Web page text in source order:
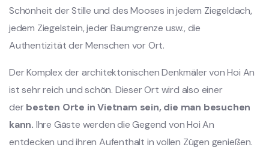
Schönheit der Stille und des Mooses in jedem Ziegeldach,
jedem Ziegelstein, jeder Baumgrenze usw., die
Authentizität der Menschen vor Ort.
Der Komplex der architektonischen Denkmäler von Hoi An
ist sehr reich und schön. Dieser Ort wird also einer
derbesten Orte in Vietnam sein, die man besuchen
kann. Ihre Gäste werden die Gegend von Hoi An
entdecken und ihren Aufenthalt in vollen Zügen genießen.